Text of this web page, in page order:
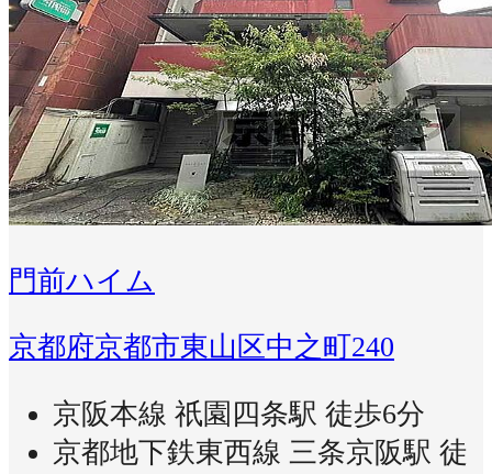
門前ハイム
京都府京都市東山区中之町240
京阪本線 祇園四条駅 徒歩6分
京都地下鉄東西線 三条京阪駅 徒